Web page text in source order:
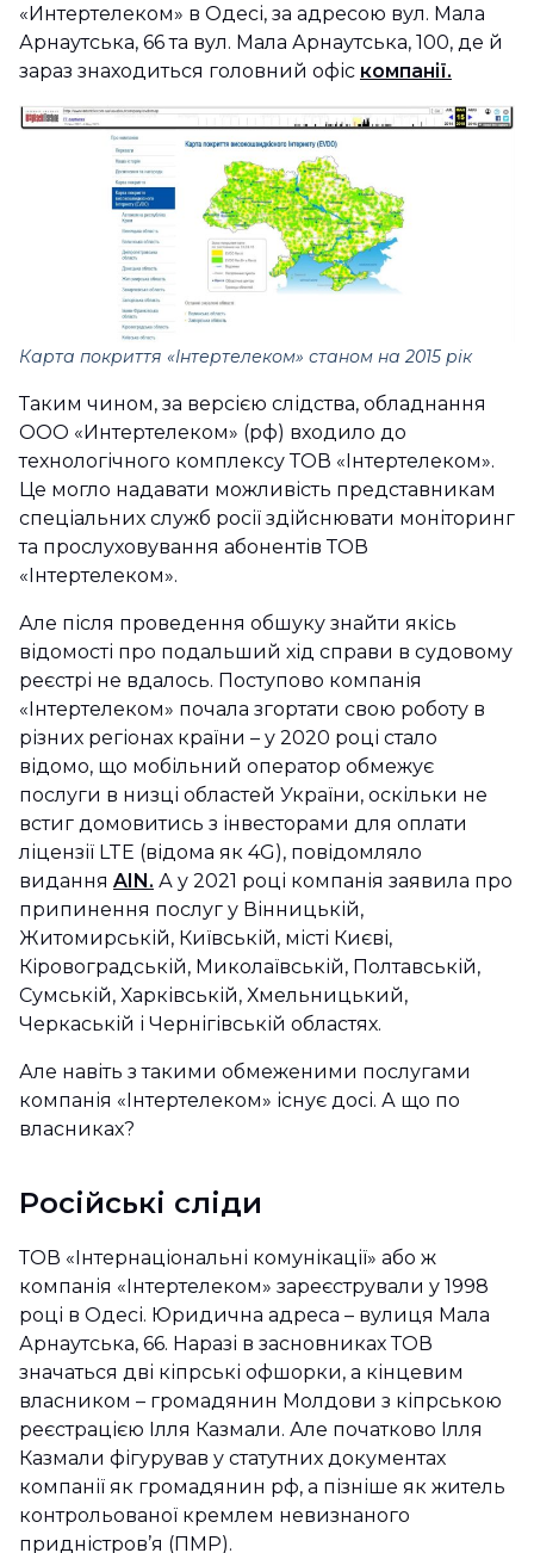
«Интертелеком» в Одесі, за адресою вул. Мала
Арнаутська, 66 та вул. Мала Арнаутська, 100, де й
зараз знаходиться головний офіс компанії.
Карта покриття «Інтертелеком» станом на 2015 рік
Таким чином, за версією слідства, обладнання
ООО «Интертелеком» (рф) входило до
технологічного комплексу ТОВ «Інтертелеком».
Це могло надавати можливість представникам
спеціальних служб росії здійснювати моніторинг
та прослуховування абонентів ТОВ
«Інтертелеком».
Але після проведення обшуку знайти якісь
відомості про подальший хід справи в судовому
реєстрі не вдалось. Поступово компанія
«Інтертелеком» почала згортати свою роботу в
різних регіонах країни – у 2020 році стало
відомо, що мобільний оператор обмежує
послуги в низці областей України, оскільки не
встиг домовитись з інвесторами для оплати
ліцензії LTE (відома як 4G), повідомляло
видання AIN. А у 2021 році компанія заявила про
припинення послуг у Вінницькій,
Житомирській, Київській, місті Києві,
Кіровоградській, Миколаївській, Полтавській,
Сумській, Харківській, Хмельницький,
Черкаській і Чернігівській областях.
Але навіть з такими обмеженими послугами
компанія «Інтертелеком» існує досі. А що по
власниках?
Російські сліди
ТОВ «Інтернаціональні комунікації» або ж
компанія «Інтертелеком» зареєстрували у 1998
році в Одесі. Юридична адреса – вулиця Мала
Арнаутська, 66. Наразі в засновниках ТОВ
значаться дві кіпрські офшорки, а кінцевим
власником – громадянин Молдови з кіпрською
реєстрацією Ілля Казмали. Але початково Ілля
Казмали фігурував у статутних документах
компанії як громадянин рф, а пізніше як житель
контрольованої кремлем невизнаного
придністров’я (ПМР).